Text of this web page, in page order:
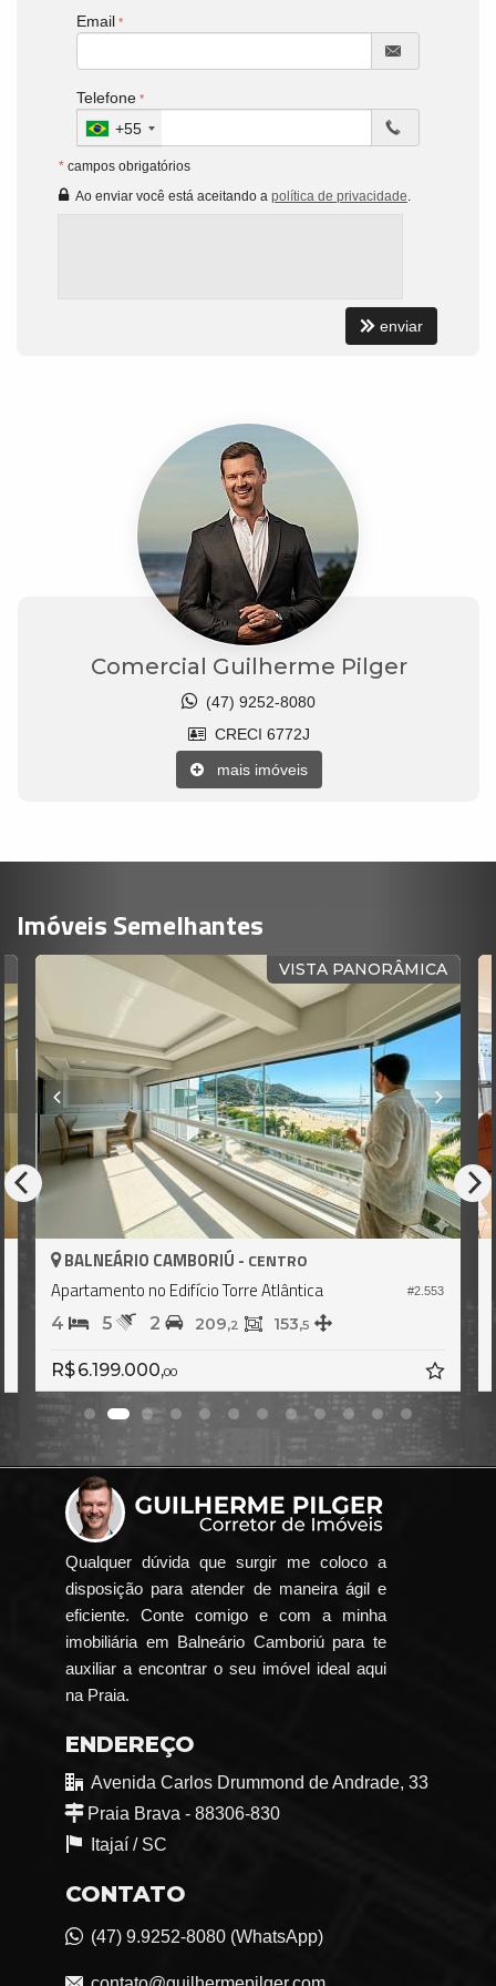
Email
Telefone
+55
* campos obrigatórios
Ao enviar você está aceitando a política de privacidade
enviar
Comercial Guilherme Pilger
(47) 9252-8080
CRECI 6772J
mais imóveis
Imóveis Semelhantes
VISTA PANORÂMICA
#2.553
BALNEÁRIO CAMBORIÚ - CENTRO
Apartamento no Edifício Torre Atlântica
4 5 2 209,2 153,5
R$ 6.199.000,00
Qualquer dúvida que surgir me coloco a
disposição para atender de maneira ágil e
eficiente. Conte comigo e com a minha
imobiliária em Balneário Camboriú para te
auxiliar a encontrar o seu imóvel ideal aqui
na Praia.
ENDEREÇO
Avenida Carlos Drummond de Andrade, 33
Praia Brava - 88306-830
Itajaí / SC
CONTATO
(47) 9.9252-8080 (WhatsApp)